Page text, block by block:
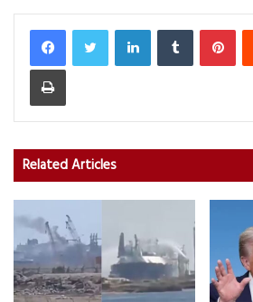
LinkedInTumblr
Print
Related Articles